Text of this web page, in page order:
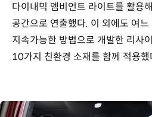
다이내믹 엠비언트 라이트를 활용
공간으로 연출했다. 이 외에도 여느
지속가능한 방법으로 개발한 리사
10가지 친환경 소재를 함께 적용했